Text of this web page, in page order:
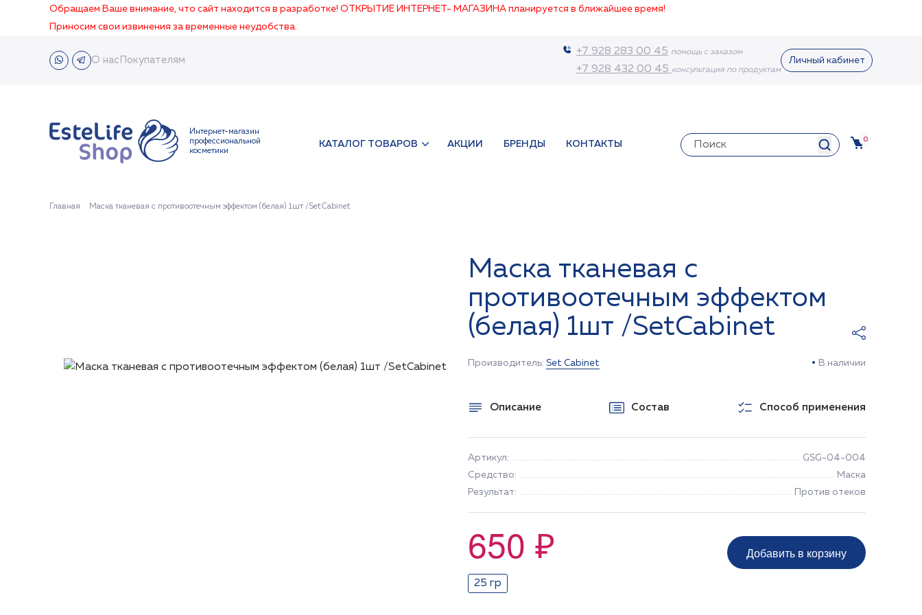
Обращаем Ваше внимание, что сайт находится в разработке! ОТКРЫТИЕ ИНТЕРНЕТ- МАГАЗИНА планируется в ближайшее время!
Приносим свои извинения за временные неудобства.
О нас Покупателям
+7 928 283 00 45 помощь с заказом
+7 928 432 00 45 консультация по продуктам
Личный кабинет
Интернет-магазин
профессиональной
косметики
КАТАЛОГ ТОВАРОВ АКЦИИ БРЕНДЫ КОНТАКТЫ 0
Главная Маска тканевая с противоотечным эффектом (белая) 1шт /SetCabinet
Маска тканевая с
противоотечным эффектом
(белая) 1шт /SetCabinet
Производитель: Set Cabinet В наличии
Описание Состав Способ применения
Артикул:
GSG-04-004
Средство:
Маска
Результат:
Против отеков
650 ₽
25 гр
Добавить в корзину